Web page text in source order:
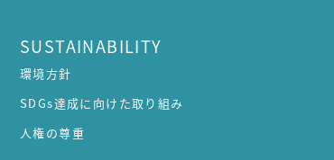
SUSTAINABILITY
環境方針
SDGs達成に向けた取り組み
人権の尊重